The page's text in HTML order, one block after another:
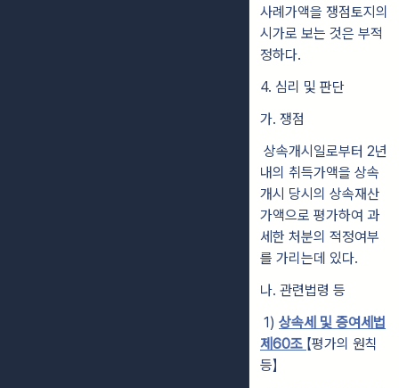
사례가액을 쟁점토지의
시가로 보는 것은 부적
정하다.
4. 심리 및 판단
가. 쟁점
상속개시일로부터 2년
내의 취득가액을 상속
개시 당시의 상속재산
가액으로 평가하여 과
세한 처분의 적정여부
를 가리는데 있다.
나. 관련법령 등
1) 상속세 및 증여세법
제60조 【평가의 원칙
등】